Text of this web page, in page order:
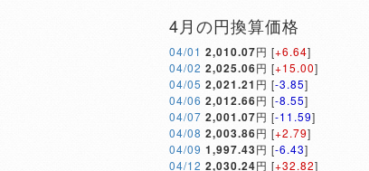
4月の円換算価格
04/01 2,010.07円 [+6.64]
04/02 2,025.06円 [+15.00]
04/05 2,021.21 円 [-3.85]
04/06 2,012.66円 [-8.55]
04/07 2,001.07円 [-11.59]
04/08 2,003.86円 [+2.79]
04/09 1,997.43円 [-6.43]
04/12 2,030.24円 [+32.82]